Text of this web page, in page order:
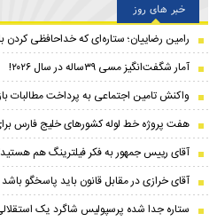
خبر های روز
رامین رضاییان؛ ستاره‌ای که خداحافظی
آمار شگفت‌انگیز مسی ۳۹ساله در سال ۲۰۲۶!
واکنش تامین اجتماعی به پرداخت مطالبات
هفت پروژه خط لوله کشور‌های خلیج فارس
آقای رییس جمهور به فکر فیلترینگ هم
آقای خرازی در مقابل قانون باید پاسخگو باشد
ستاره جدا شده پرسپولیس شاگرد یک